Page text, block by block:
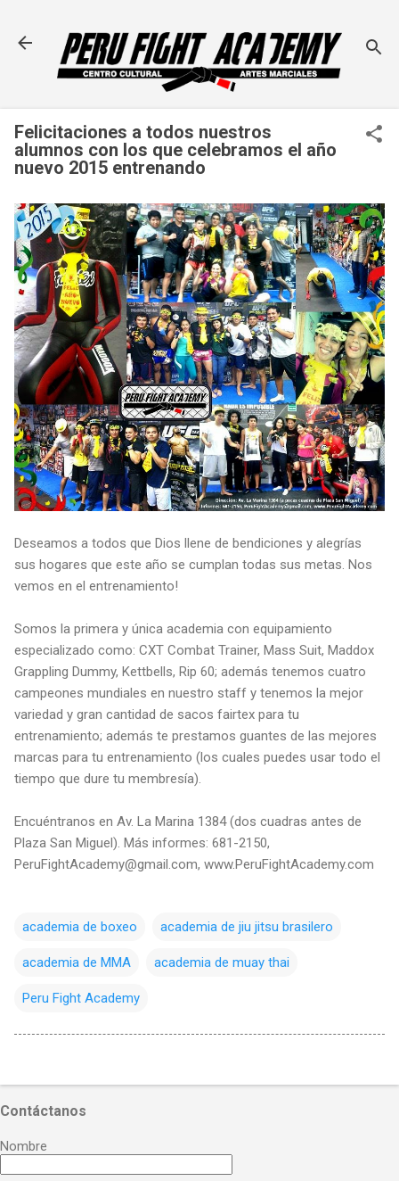
Felicitaciones a todos nuestros
alumnos con los que celebramos el año
nuevo 2015 entrenando
Deseamos a todos que Dios llene de bendiciones y alegrías
sus hogares que este año se cumplan todas sus metas. Nos
vemos en el entrenamiento!
Somos la primera y única academia con equipamiento
especializado como: CXT Combat Trainer, Mass Suit, Maddox
Grappling Dummy, Kettbells, Rip 60; además tenemos cuatro
campeones mundiales en nuestro staff y tenemos la mejor
variedad y gran cantidad de sacos fairtex para tu
entrenamiento; además te prestamos guantes de las mejores
marcas para tu entrenamiento (los cuales puedes usar todo el
tiempo que dure tu membresía).
Encuéntranos en Av. La Marina 1384 (dos cuadras antes de
Plaza San Miguel). Más informes: 681-2150,
PeruFightAcademy@gmail.com, www.PeruFightAcademy.com
academia de boxeo academia de jiu jitsu brasilero
academia de MMA academia de muay thai
Peru Fight Academy
Contáctanos
Nombre